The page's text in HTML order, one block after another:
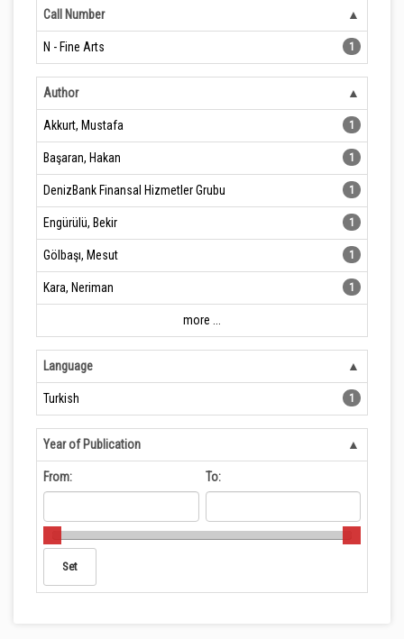
Call Number
N - Fine Arts 1
Author
Akkurt, Mustafa 1
Başaran, Hakan 1
DenizBank Finansal Hizmetler Grubu 1
Engürülü, Bekir 1
Gölbaşı, Mesut 1
Kara, Neriman 1
more ...
Language
Turkish 1
Year of Publication
From: To: